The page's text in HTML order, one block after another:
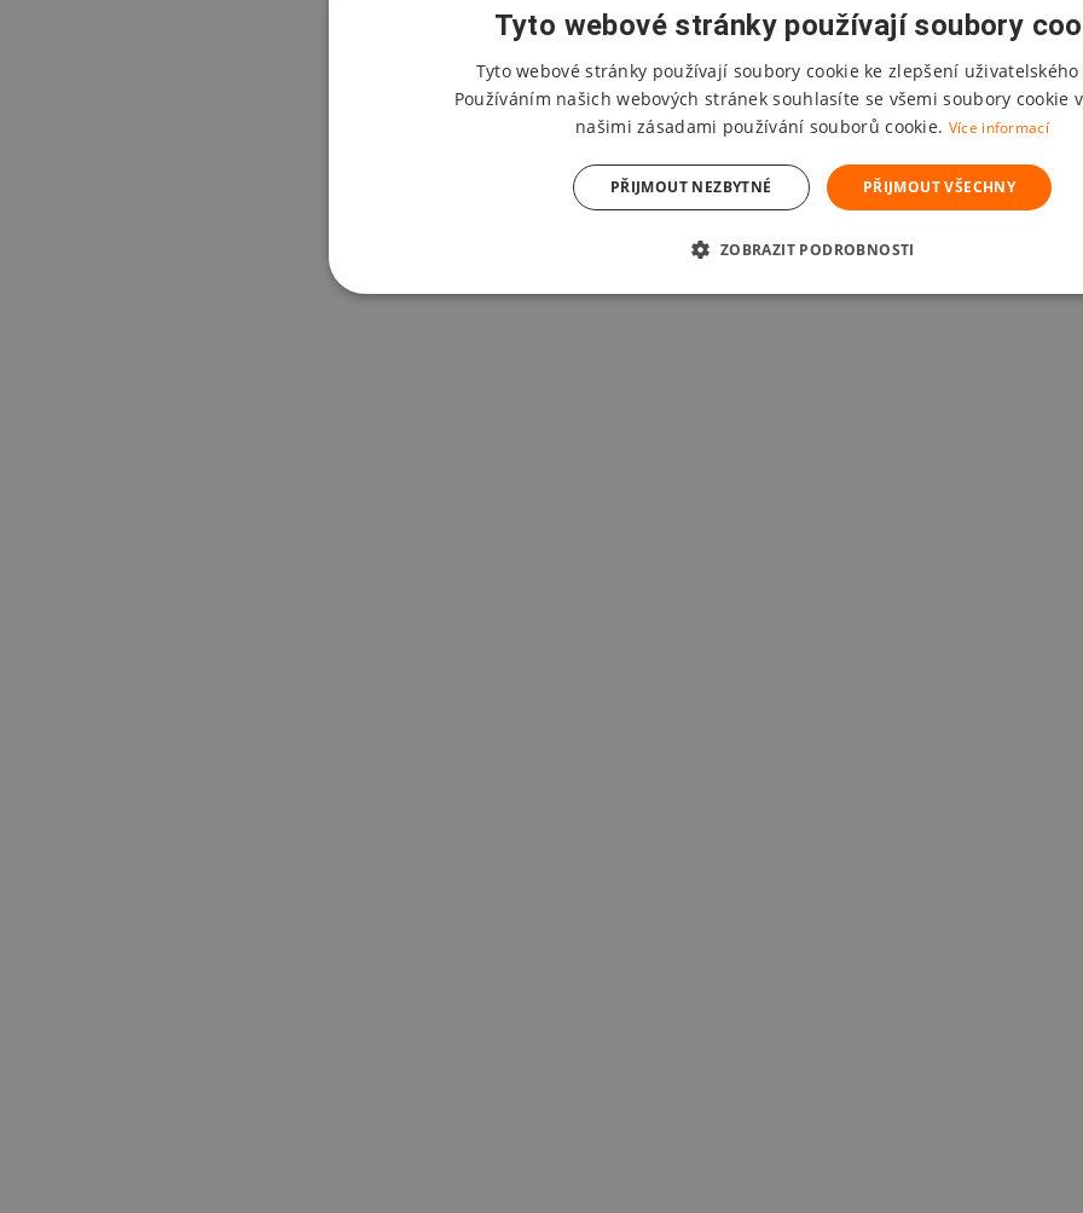
Tyto webové stránky používají soubory
Tyto webové stránky používají soubory cookie ke zlepšení
Používáním našich webových stránek souhlasíte se všemi soubory cookie
našimi zásadami používání souborů cookie. Více informací
PŘIJMOUT VŠECHNY
PŘIJMOUT NEZBYTNÉ
ZOBRAZIT PODROBNOSTI